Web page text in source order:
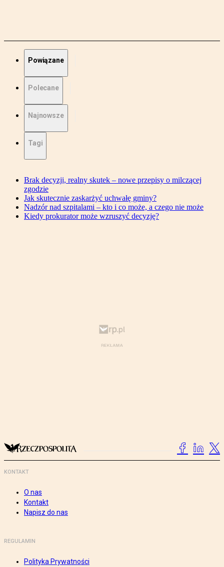
Powiązane
Polecane
Najnowsze
Tagi
Brak decyzji, realny skutek – nowe przepisy o milczącej
zgodzie
Jak skutecznie zaskarżyć uchwałę gminy?
Nadzór nad szpitalami – kto i co może, a czego nie może
Kiedy prokurator może wzruszyć decyzję?
KONTAKT
O nas
Kontakt
Napisz do nas
REGULAMIN
Polityka Prywatności